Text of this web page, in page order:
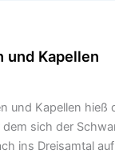
und Kapellen
und Kapellen hieß
sich der
ins Dreisamtal